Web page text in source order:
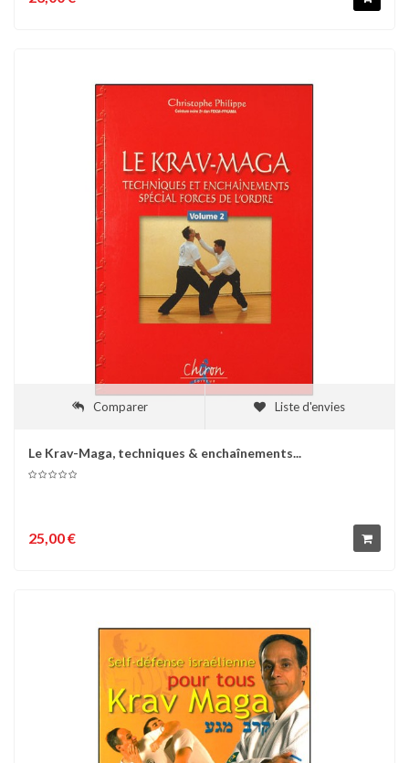
Comparer Liste d'envies
Le Krav-Maga, techniques & enchaînements...
25,00 €